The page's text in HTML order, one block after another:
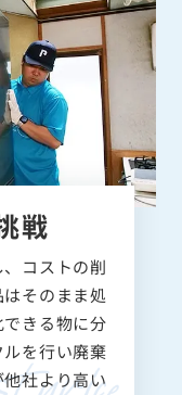
戦
コストの削
そのまま処
きる物に分
を行い廃棄
社より高い